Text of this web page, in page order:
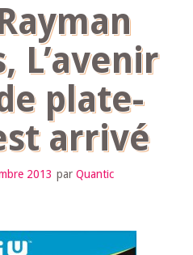
L’avenir
plate-
arrivé
2013 par Quantic